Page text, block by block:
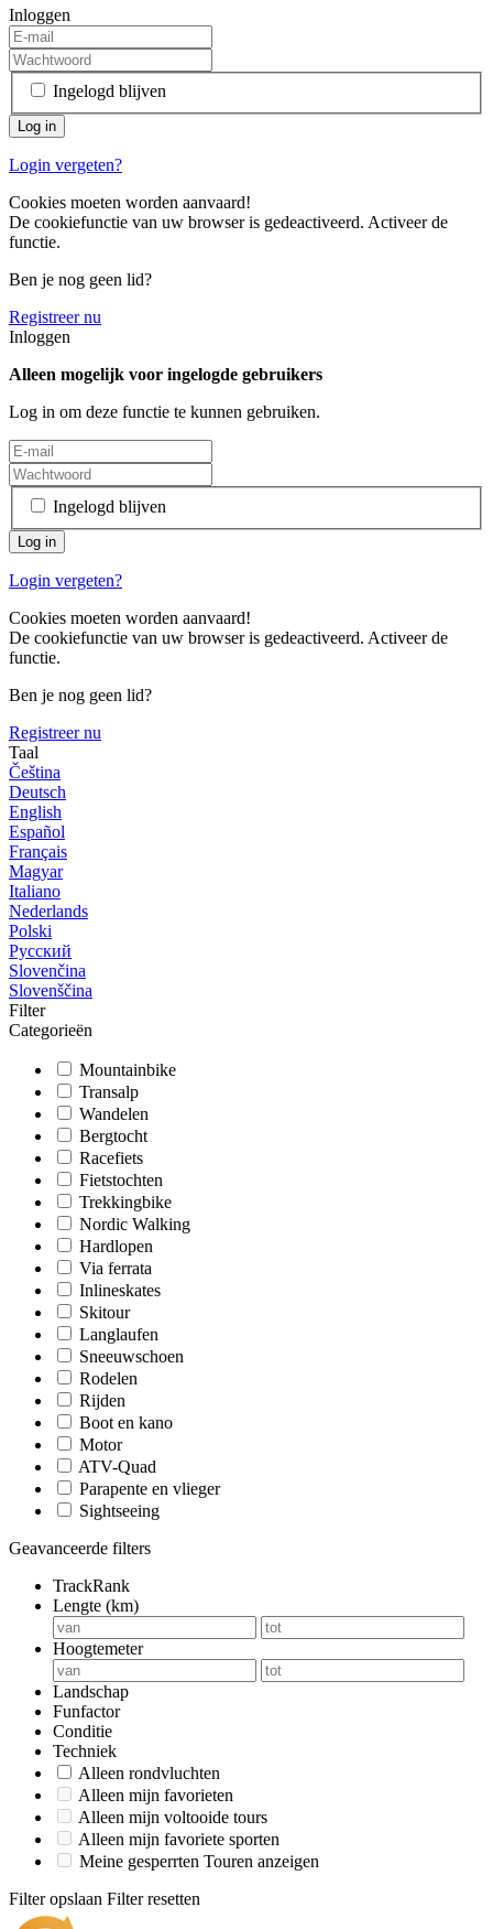
Inloggen
Ingelogd blijven
Login vergeten?
Cookies moeten worden aanvaard!
De cookiefunctie van uw browser is gedeactiveerd. Activeer de
functie.
Ben je nog geen lid?
Registreer nu
Inloggen
Alleen mogelijk voor ingelogde gebruikers
Log in om deze functie te kunnen gebruiken.
Ingelogd blijven
Login vergeten?
Cookies moeten worden aanvaard!
De cookiefunctie van uw browser is gedeactiveerd. Activeer de
functie.
Ben je nog geen lid?
Registreer nu
Taal
Čeština
Deutsch
English
Español
Français
Magyar
Italiano
Nederlands
Polski
Русский
Slovenčina
Slovenščina
Filter
Categorieën
Mountainbike
Transalp
Wandelen
Bergtocht
Racefiets
Fietstochten
Trekkingbike
Nordic Walking
Hardlopen
Via ferrata
Inlineskates
Skitour
Langlaufen
Sneeuwschoen
Rodelen
Rijden
Boot en kano
Motor
ATV-Quad
Parapente en vlieger
Sightseeing
Geavanceerde filters
TrackRank
Lengte (km)
Hoogtemeter
Landschap
Funfactor
Conditie
Techniek
Alleen rondvluchten
Alleen mijn favorieten
Alleen mijn voltooide tours
Alleen mijn favoriete sporten
Meine gesperrten Touren anzeigen
Filter opslaan Filter resetten